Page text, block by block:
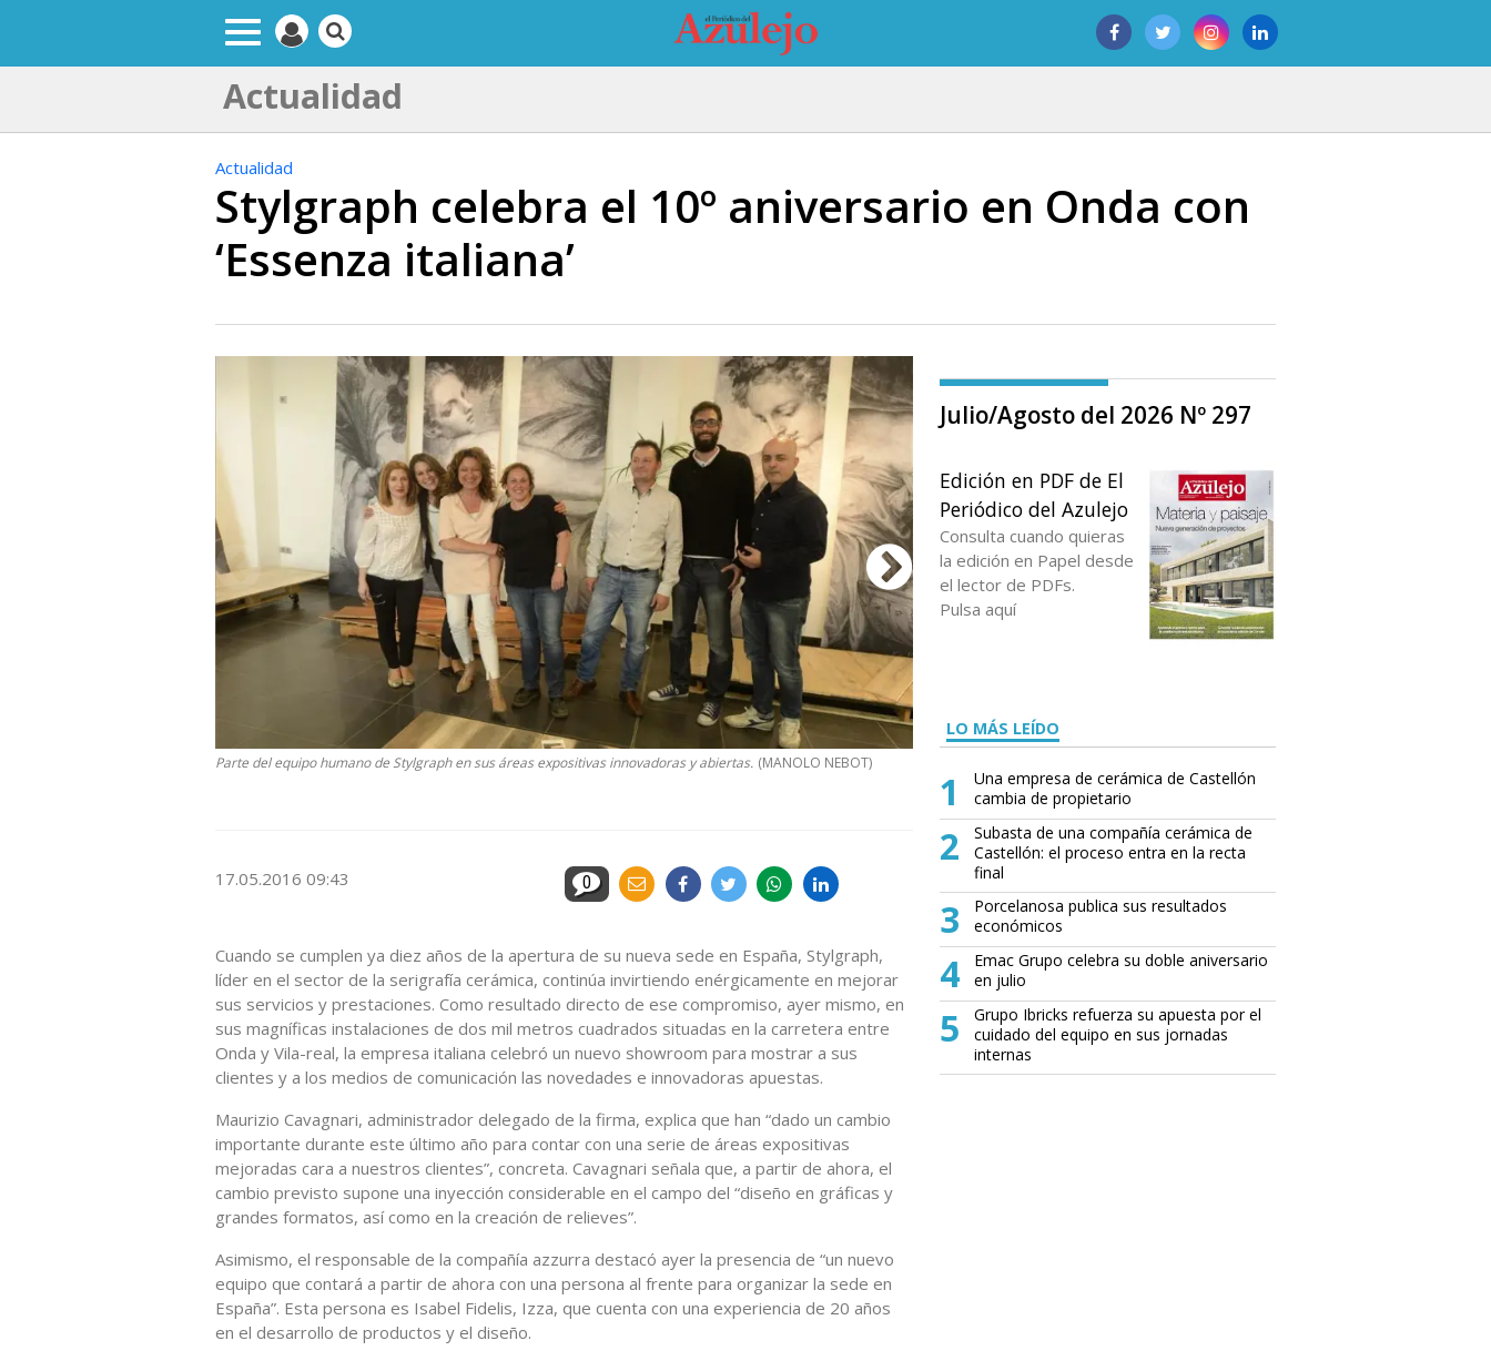
Actualidad
Actualidad
Stylgraph celebra el 10º aniversario en Onda con
‘Essenza italiana’
Parte del equipo humano de Stylgraph en sus áreas expositivas innovadoras y abiertas. (MANOLO NEBOT)
NEBOT)
17.05.2016 09:43 0
Cuando se cumplen ya diez años de la apertura de su nueva sede en España, Stylgraph,
líder en el sector de la serigrafía cerámica, continúa invirtiendo enérgicamente en mejorar
sus servicios y prestaciones. Como resultado directo de ese compromiso, ayer mismo, en
sus magníficas instalaciones de dos mil metros cuadrados situadas en la carretera entre
Onda y Vila-real, la empresa italiana celebró un nuevo showroom para mostrar a sus
clientes y a los medios de comunicación las novedades e innovadoras apuestas.
Maurizio Cavagnari, administrador delegado de la firma, explica que han “dado un cambio
importante durante este último año para contar con una serie de áreas expositivas
mejoradas cara a nuestros clientes”, concreta. Cavagnari señala que, a partir de ahora, el
cambio previsto supone una inyección considerable en el campo del “diseño en gráficas y
grandes formatos, así como en la creación de relieves”.
Asimismo, el responsable de la compañía azzurra destacó ayer la presencia de “un nuevo
equipo que contará a partir de ahora con una persona al frente para organizar la sede en
España”. Esta persona es Isabel Fidelis, Izza, que cuenta con una experiencia de 20 años
en el desarrollo de productos y el diseño.
Julio/Agosto del 2026 Nº 297
Edición en PDF de El
Periódico del Azulejo
Consulta cuando quieras
la edición en Papel desde
el lector de PDFs.
Pulsa aquí
LO MÁS LEÍDO
1
Una empresa de cerámica de Castellón
cambia de propietario
2
Subasta de una compañía cerámica de
Castellón: el proceso entra en la recta
final
3
Porcelanosa publica sus resultados
económicos
4
Emac Grupo celebra su doble aniversario
en julio
5
Grupo Ibricks refuerza su apuesta por el
cuidado del equipo en sus jornadas
internas